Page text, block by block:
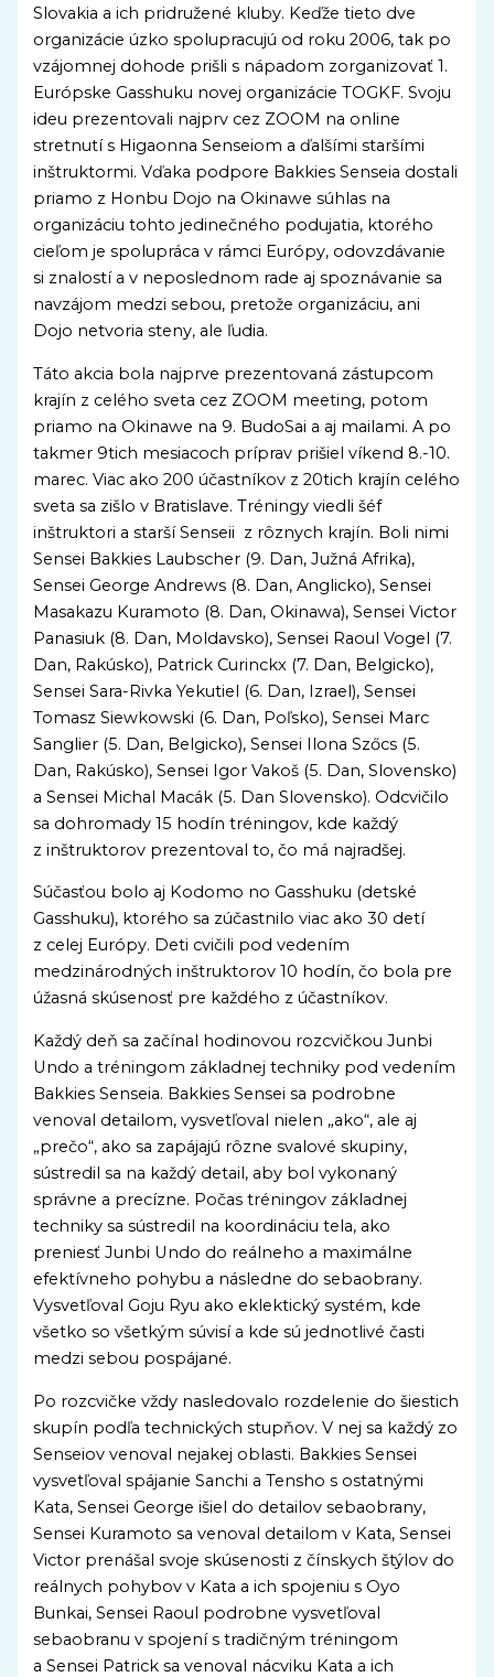
Slovakia a ich pridružené kluby. Keďže tieto dve
organizácie úzko spolupracujú od roku 2006, tak po
vzájomnej dohode prišli s nápadom zorganizovať 1.
Európske Gasshuku novej organizácie TOGKF. Svoju
ideu prezentovali najprv cez ZOOM na online
stretnutí s Higaonna Senseiom a ďalšími staršími
inštruktormi. Vďaka podpore Bakkies Senseia dostali
priamo z Honbu Dojo na Okinawe súhlas na
organizáciu tohto jedinečného podujatia, ktorého
cieľom je spolupráca v rámci Európy, odovzdávanie
si znalostí a v neposlednom rade aj spoznávanie sa
navzájom medzi sebou, pretože organizáciu, ani
Dojo netvoria steny, ale ľudia.
Táto akcia bola najprve prezentovaná zástupcom
krajín z celého sveta cez ZOOM meeting, potom
priamo na Okinawe na 9. BudoSai a aj mailami. A po
takmer 9tich mesiacoch príprav prišiel víkend 8.-10.
marec. Viac ako 200 účastníkov z 20tich krajín celého
sveta sa zišlo v Bratislave. Tréningy viedli šéf
inštruktori a starší Senseii z rôznych krajín. Boli nimi
Sensei Bakkies Laubscher (9. Dan, Južná Afrika),
Sensei George Andrews (8. Dan, Anglicko), Sensei
Masakazu Kuramoto (8. Dan, Okinawa), Sensei Victor
Panasiuk (8. Dan, Moldavsko), Sensei Raoul Vogel (7.
Dan, Rakúsko), Patrick Curinckx (7. Dan, Belgicko),
Sensei Sara-Rivka Yekutiel (6. Dan, Izrael), Sensei
Tomasz Siewkowski (6. Dan, Poľsko), Sensei Marc
Sanglier (5. Dan, Belgicko), Sensei Ilona Szőcs (5.
Dan, Rakúsko), Sensei Igor Vakoš (5. Dan, Slovensko)
a Sensei Michal Macák (5. Dan Slovensko). Odcvičilo
sa dohromady 15 hodín tréningov, kde každý
z inštruktorov prezentoval to, čo má najradšej.
Súčasťou bolo aj Kodomo no Gasshuku (detské
Gasshuku), ktorého sa zúčastnilo viac ako 30 detí
z celej Európy. Deti cvičili pod vedením
medzinárodných inštruktorov 10 hodín, čo bola pre
úžasná skúsenosť pre každého z účastníkov.
Každý deň sa začínal hodinovou rozcvičkou Junbi
Undo a tréningom základnej techniky pod vedením
Bakkies Senseia. Bakkies Sensei sa podrobne
venoval detailom, vysvetľoval nielen „ako“, ale aj
„prečo“, ako sa zapájajú rôzne svalové skupiny,
sústredil sa na každý detail, aby bol vykonaný
správne a precízne. Počas tréningov základnej
techniky sa sústredil na koordináciu tela, ako
preniesť Junbi Undo do reálneho a maximálne
efektívneho pohybu a následne do sebaobrany.
Vysvetľoval Goju Ryu ako eklektický systém, kde
všetko so všetkým súvisí a kde sú jednotlivé časti
medzi sebou pospájané.
Po rozcvičke vždy nasledovalo rozdelenie do šiestich
skupín podľa technických stupňov. V nej sa každý zo
Senseiov venoval nejakej oblasti. Bakkies Sensei
vysvetľoval spájanie Sanchi a Tensho s ostatnými
Kata, Sensei George išiel do detailov sebaobrany,
Sensei Kuramoto sa venoval detailom v Kata, Sensei
Victor prenášal svoje skúsenosti z čínskych štýlov do
reálnych pohybov v Kata a ich spojeniu s Oyo
Bunkai, Sensei Raoul podrobne vysvetľoval
sebaobranu v spojení s tradičným tréningom
a Sensei Patrick sa venoval nácviku Kata a ich